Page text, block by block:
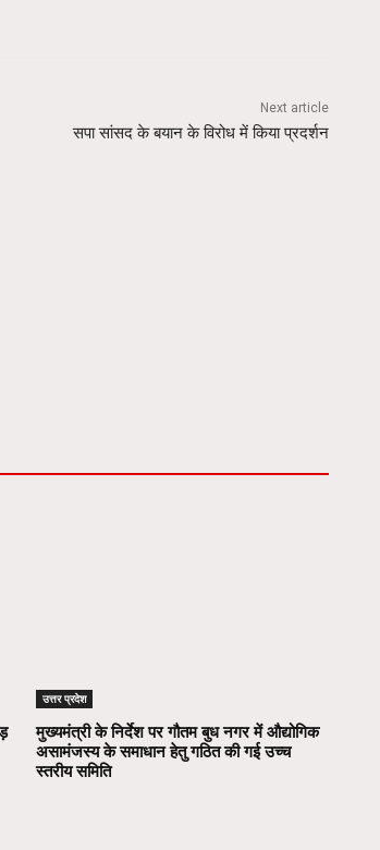
Next article
सपा सांसद के बयान के विरोध में किया प्रदर्शन
उत्तर प्रदेश
मुख्यमंत्री के निर्देश पर गौतम बुध नगर में औद्योगिक
असामंजस्य के समाधान हेतु गठित की गई उच्च
स्तरीय समिति